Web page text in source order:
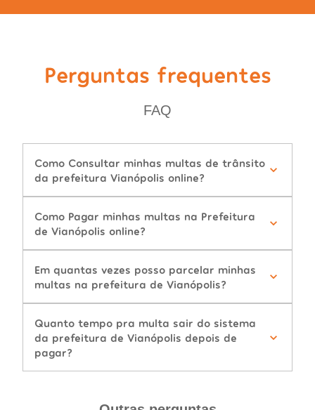
Perguntas frequentes
FAQ
Como Consultar minhas multas de trânsito
da prefeitura Vianópolis online?
Como Pagar minhas multas na Prefeitura
de Vianópolis online?
Em quantas vezes posso parcelar minhas
multas na prefeitura de Vianópolis?
Quanto tempo pra multa sair do sistema
da prefeitura de Vianópolis depois de
pagar?